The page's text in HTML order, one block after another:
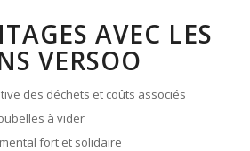
AVEC LES
VERSOO
des déchets et coûts associés
à vider
fort et solidaire